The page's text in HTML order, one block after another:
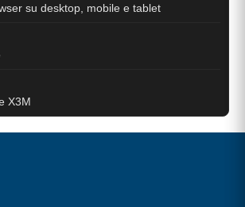
su desktop, mobile e tablet
X3M